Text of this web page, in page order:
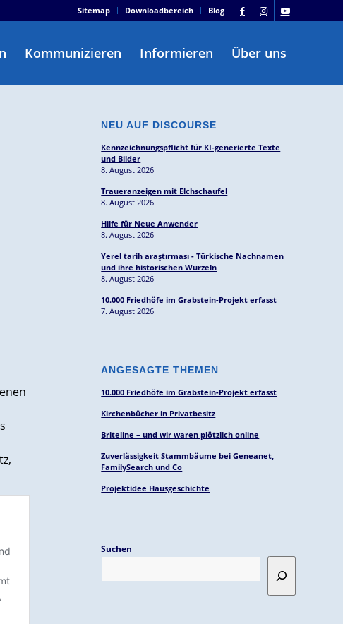
Sitemap Downloadbereich Blog
Kommunizieren Informieren Über uns
NEU AUF DISCOURSE
Kennzeichnungspflicht für KI-generierte Texte
und Bilder
8. August 2026
Traueranzeigen mit Elchschaufel
8. August 2026
Hilfe für Neue Anwender
8. August 2026
Yerel tarih araştırması - Türkische Nachnamen
und ihre historischen Wurzeln
8. August 2026
10.000 Friedhöfe im Grabstein-Projekt erfasst
7. August 2026
ANGESAGTE THEMEN
10.000 Friedhöfe im Grabstein-Projekt erfasst
Kirchenbücher in Privatbesitz
Briteline – und wir waren plötzlich online
Zuverlässigkeit Stammbäume bei Geneanet,
FamilySearch und Co
Projektidee Hausgeschichte
Suchen